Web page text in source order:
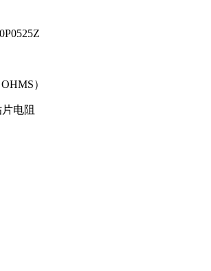
）
电阻